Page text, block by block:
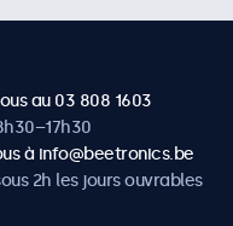
au 03 808 1603
à info@beetronics.be
2h les jours ouvrables